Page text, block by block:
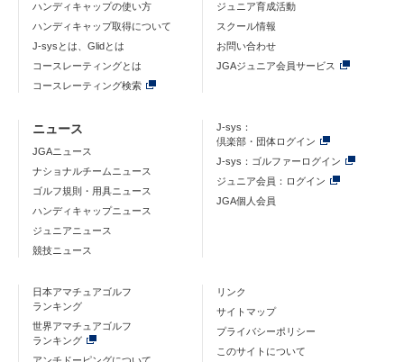
ハンディキャップの使い方
ハンディキャップ取得について
J-sysとは、Glidとは
コースレーティングとは
コースレーティング検索
ジュニア育成活動
スクール情報
お問い合わせ
JGAジュニア会員サービス
ニュース
JGAニュース
ナショナルチームニュース
ゴルフ規則・用具ニュース
ハンディキャップニュース
ジュニアニュース
競技ニュース
J-sys：
倶楽部・団体ログイン
J-sys：ゴルファーログイン
ジュニア会員：ログイン
JGA個人会員
日本アマチュアゴルフ
ランキング
世界アマチュアゴルフ
ランキング
リンク
サイトマップ
プライバシーポリシー
このサイトについて